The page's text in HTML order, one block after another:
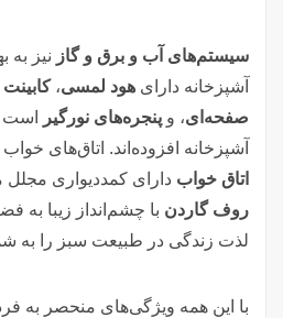
سیستم‌های آب و برق و گاز نیز به
آشپزخانه دارای هود لمسی،
صفحه‌ای، و پنجره‌های نورگیر
است
آشپزخانه افزوده‌اند. اتاق‌های خواب
اتاق خواب دارای کمددیواری
روف گاردن با چشم‌انداز زیبا به
لذت زندگی در طبیعت سبز را به
با این همه ویژگی‌های منحصر به